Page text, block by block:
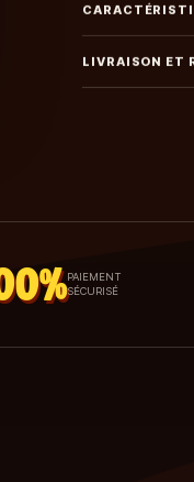
LIVRAISON ET
PAIEMENT
SÉCURISÉ